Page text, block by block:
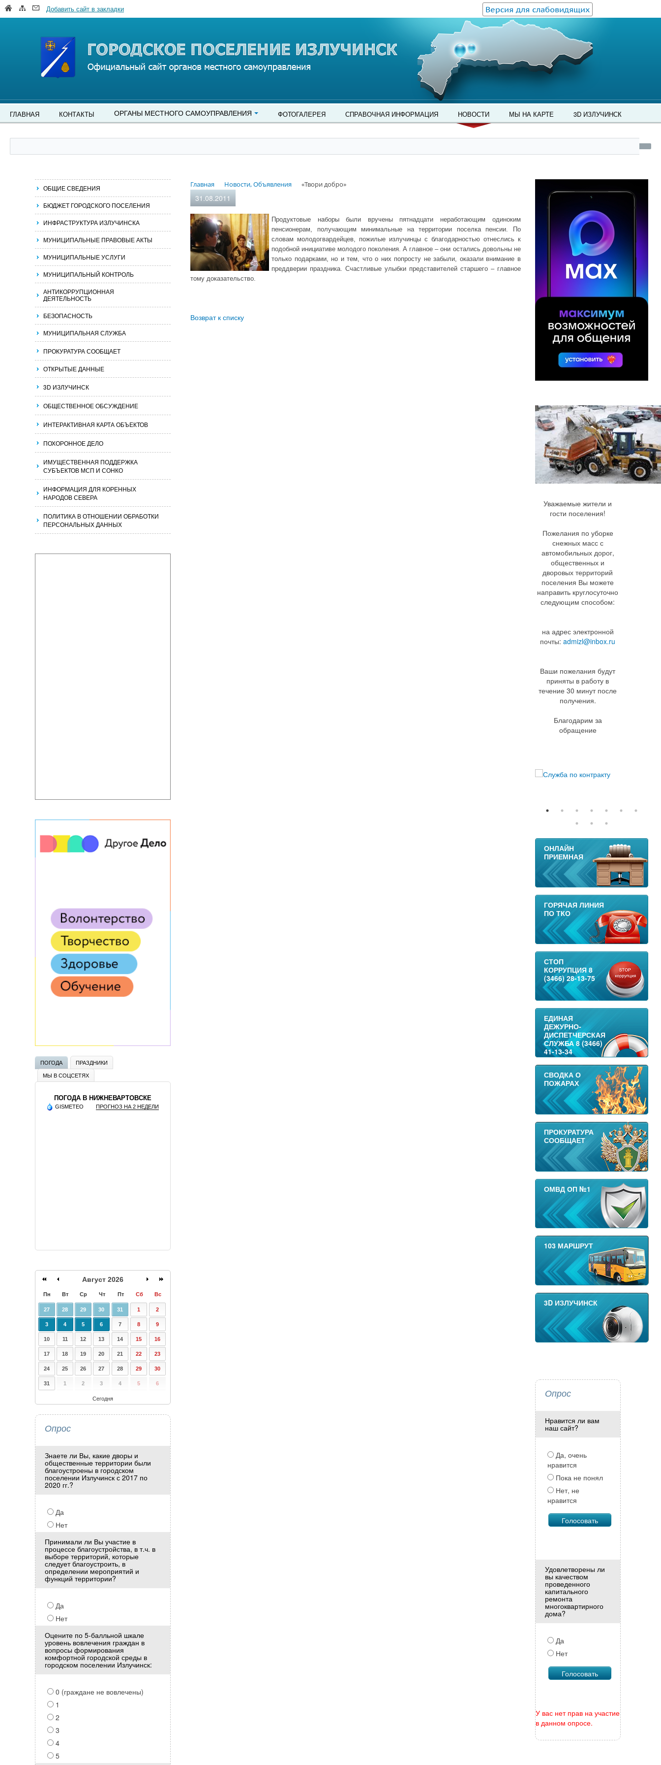
Версия для слабовидящих
Добавить сайт в закладки
ГЛАВНАЯ КОНТАКТЫ ОРГАНЫ МЕСТНОГО САМОУПРАВЛЕНИЯ ФОТОГАЛЕРЕЯ СПРАВОЧНАЯ ИНФОРМАЦИЯ НОВОСТИ МЫ НА КАРТЕ 3D ИЗЛУЧИНСК
Главная Новости, Объявления «Твори добро»
31.08.2011
Продуктовые наборы были вручены пятнадцати неработающим одиноким
пенсионерам, получающим минимальные на территории поселка пенсии. По
словам молодогвардейцев, пожилые излучинцы с благодарностью отнеслись к
подобной инициативе молодого поколения. А главное – они остались довольны не
только подарками, но и тем, что о них попросту не забыли, оказали внимание в
преддверии праздника. Счастливые улыбки представителей старшего – главное
тому доказательство.
Возврат к списку
ОБЩИЕ СВЕДЕНИЯ
БЮДЖЕТ ГОРОДСКОГО ПОСЕЛЕНИЯ
ИНФРАСТРУКТУРА ИЗЛУЧИНСКА
МУНИЦИПАЛЬНЫЕ ПРАВОВЫЕ АКТЫ
МУНИЦИПАЛЬНЫЕ УСЛУГИ
МУНИЦИПАЛЬНЫЙ КОНТРОЛЬ
АНТИКОРРУПЦИОННАЯ
ДЕЯТЕЛЬНОСТЬ
БЕЗОПАСНОСТЬ
МУНИЦИПАЛЬНАЯ СЛУЖБА
ПРОКУРАТУРА СООБЩАЕТ
ОТКРЫТЫЕ ДАННЫЕ
3D ИЗЛУЧИНСК
ОБЩЕСТВЕННОЕ ОБСУЖДЕНИЕ
ИНТЕРАКТИВНАЯ КАРТА ОБЪЕКТОВ
ПОХОРОННОЕ ДЕЛО
ИМУЩЕСТВЕННАЯ ПОДДЕРЖКА
СУБЪЕКТОВ МСП И СОНКО
ИНФОРМАЦИЯ ДЛЯ КОРЕННЫХ
НАРОДОВ СЕВЕРА
ПОЛИТИКА В ОТНОШЕНИИ ОБРАБОТКИ
ПЕРСОНАЛЬНЫХ ДАННЫХ
ПОГОДА
ПРАЗДНИКИ
МЫ В СОЦСЕТЯХ
ПОГОДА В НИЖНЕВАРТОВСКЕ
GISMETEO ПРОГНОЗ НА 2 НЕДЕЛИ
Август 2026
Пн Вт Ср Чт Пт Сб Вс
27 28 29 30 31 1 2
3 4 5 6 7 8 9
10 11 12 13 14 15 16
17 18 19 20 21 22 23
24 25 26 27 28 29 30
31 1 2 3 4 5 6
Сегодня
Опрос
Знаете ли Вы, какие дворы и
общественные территории были
благоустроены в городском
поселении Излучинск с 2017 по
2020 гг.?
Да
Нет
Принимали ли Вы участие в
процессе благоустройства, в т.ч. в
выборе территорий, которые
следует благоустроить, в
определении мероприятий и
функций территории?
Да
Нет
Оцените по 5-балльной шкале
уровень вовлечения граждан в
вопросы формирования
комфортной городской среды в
городском поселении Излучинск:
0 (граждане не вовлечены)
1
2
3
4
5
Уважаемые жители и
гости поселения!
Пожелания по уборке
снежных масс с
автомобильных дорог,
общественных и
дворовых территорий
поселения Вы можете
направить круглосуточно
следующим способом:
на адрес электронной
почты:admizl@inbox.ru
Ваши пожелания будут
приняты в работу в
течение 30 минут после
получения.
Благодарим за
обращение
11
ОНЛАЙН
ПРИЕМНАЯ
ГОРЯЧАЯ ЛИНИЯ
ПО ТКО
СТОП
КОРРУПЦИЯ 8
(3466) 28-13-75
ЕДИНАЯ
ДЕЖУРНО-
ДИСПЕТЧЕРСКАЯ
СЛУЖБА 8 (3466)
41-13-34
СВОДКА О
ПОЖАРАХ
ПРОКУРАТУРА
СООБЩАЕТ
ОМВД ОП №1
103 МАРШРУТ
3D ИЗЛУЧИНСК
Опрос
Нравится ли вам
наш сайт?
Да, очень
нравится
Пока не понял
Нет, не
нравится
Удовлетворены ли
вы качеством
проведенного
капитального
ремонта
многоквартирного
дома?
Да
Нет
У вас нет прав на участие
в данном опросе.